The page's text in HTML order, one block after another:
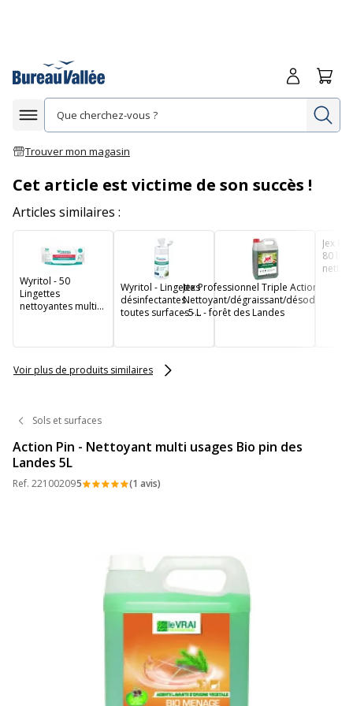
Afficher la navigation
Trouver mon magasin
Me
Cet article est victime de son succès !
Articles similaires :
Wyritol - 50
Lingettes
nettoyantes multi-
Wyritol - Lingettes
désinfectantes
toutes surfaces -
Jex Professionnel Triple Action -
Nettoyant/dégraissant/désodorisant
- 5 L - forêt des Landes
Jex
80
Voir plus de produits similaires
Sols et surfaces
Action Pin - Nettoyant multi usages Bio pin des
Landes 5L
Ref. 221002095 (1 avis)